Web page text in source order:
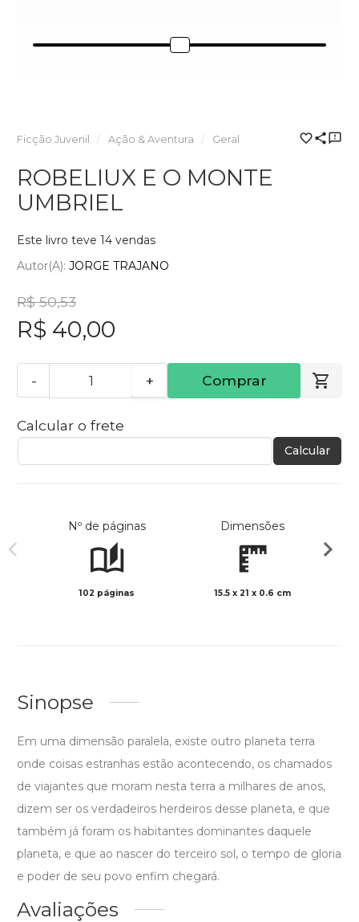
Ficção Juvenil Ação & Aventura Geral
ROBELIUX E O MONTE
UMBRIEL
Este livro teve 14 vendas
Autor(a): JORGE TRAJANO
R$ 50,53
R$ 40,00
- + Comprar
Calcular o frete
Calcular
Nº de páginas
102 páginas
Dimensões
15.5 x 21 x 0.6 cm
Sinopse
Em uma dimensão paralela, existe outro planeta terra
onde coisas estranhas estão acontecendo, os chamados
de viajantes que moram nesta terra a milhares de anos,
dizem ser os verdadeiros herdeiros desse planeta, e que
também já foram os habitantes dominantes daquele
planeta, e que ao nascer do terceiro sol, o tempo de gloria
e poder de seu povo enfim chegará.
Avaliações